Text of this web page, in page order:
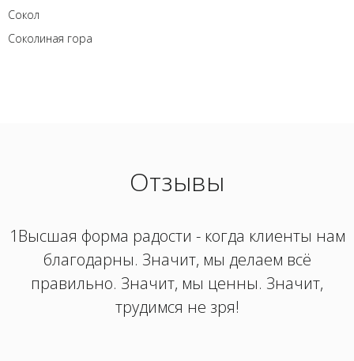
Сокол
Соколиная гора
Отзывы
1Высшая форма радости - когда клиенты нам
благодарны. Значит, мы делаем всё
правильно. Значит, мы ценны. Значит,
трудимся не зря!